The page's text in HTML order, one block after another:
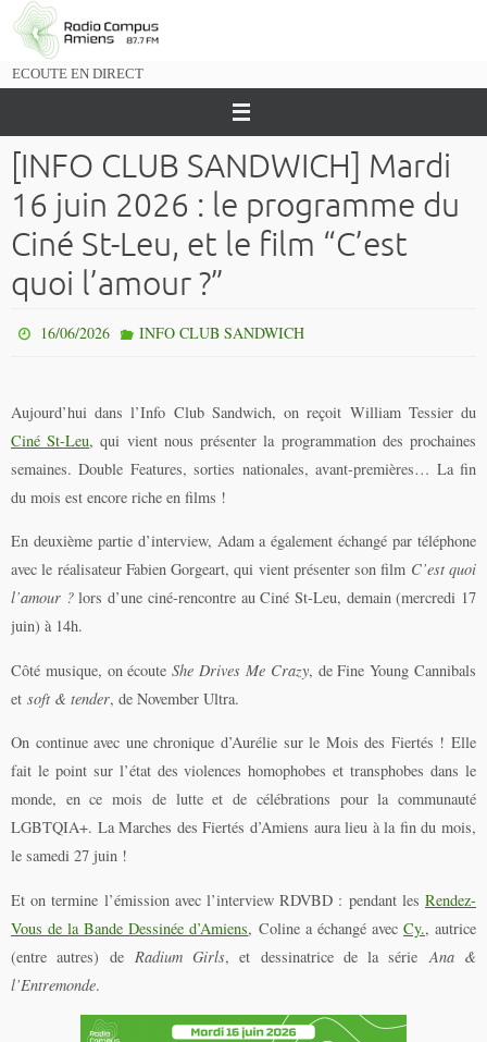
Passer
vers
ECOUTE EN DIRECT
[INFO CLUB SANDWICH] Mardi
16 juin 2026 : le programme du
Ciné St-Leu, et le film “C’est
quoi l’amour ?”
16/06/2026 INFO CLUB SANDWICH
Aujourd’hui dans l’Info Club Sandwich, on reçoit William Tessier du
Ciné St-Leu, qui vient nous présenter la programmation des prochaines
semaines. Double Features, sorties nationales, avant-premières… La fin
du mois est encore riche en films !
En deuxième partie d’interview, Adam a également échangé par téléphone
avec le réalisateur Fabien Gorgeart, qui vient présenter son film C’est quoi
l’amour ?lors d’une ciné-rencontre au Ciné St-Leu, demain (mercredi 17
juin) à 14h.
Côté musique, on écouteShe Drives Me Crazy, de Fine Young Cannibals
et soft & tender, de November Ultra.
On continue avec une chronique d’Aurélie sur le Mois des Fiertés ! Elle
fait le point sur l’état des violences homophobes et transphobes dans le
monde, en ce mois de lutte et de célébrations pour la communauté
LGBTQIA+. La Marches des Fiertés d’Amiens aura lieu à la fin du mois,
le samedi 27 juin !
Et on termine l’émission avec l’interview RDVBD : pendant les Rendez-
Vous de la Bande Dessinée d’Amiens, Coline a échangé avec Cy., autrice
(entre autres) de Radium Girls, et dessinatrice de la série Ana &
l’Entremonde.